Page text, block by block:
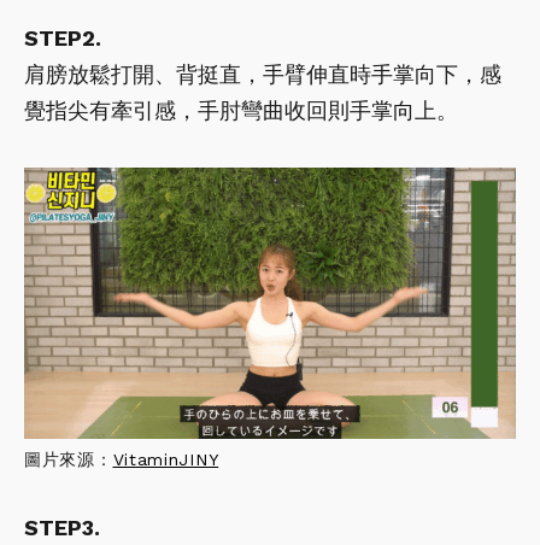
STEP2.
肩膀放鬆打開、背挺直，手臂伸直時手掌向下，感
覺指尖有牽引感，手肘彎曲收回則手掌向上。
圖片來源： VitaminJINY
STEP3.